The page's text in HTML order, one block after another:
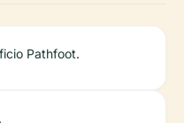
Pathfoot.